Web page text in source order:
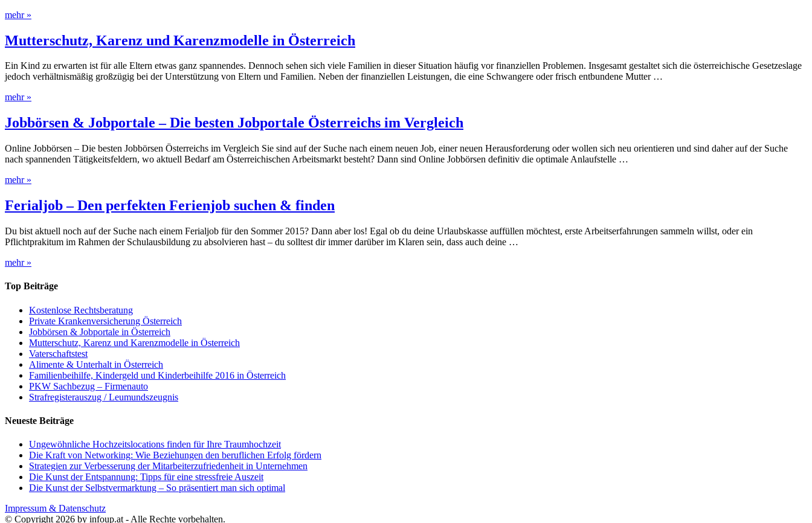
mehr »
Mutterschutz, Karenz und Karenzmodelle in Österreich
Ein Kind zu erwarten ist für alle Eltern etwas ganz spannendes. Dennoch sehen sich viele Familien in dieser Situation häufig vor finanziellen Problemen. Insgesamt gestaltet sich die österreichische Gesetzeslage
jedoch verhältnismäßig großzügig bei der Unterstützung von Eltern und Familien. Neben der finanziellen Leistungen, die eine Schwangere oder frisch entbundene Mutter …
mehr »
Jobbörsen & Jobportale – Die besten Jobportale Österreichs im Vergleich
Online Jobbörsen – Die besten Jobbörsen Österreichs im Vergleich Sie sind auf der Suche nach einem neuen Job, einer neuen Herausforderung oder wollen sich neu orientieren und sind daher auf der Suche
nach spannenden Tätigkeitsfeldern, wo aktuell Bedarf am Österreichischen Arbeitsmarkt besteht? Dann sind Online Jobbörsen definitiv die optimale Anlaufstelle …
mehr »
Ferialjob – Den perfekten Ferienjob suchen & finden
Du bist aktuell noch auf der Suche nach einem Ferialjob für den Sommer 2015? Dann aber los! Egal ob du deine Urlaubskasse auffüllen möchtest, erste Arbeitserfahrungen sammeln willst, oder ein
Pflichtprakitum im Rahmen der Schulausbildung zu absolvieren hast – du solltest dir immer darüber im Klaren sein, dass auch deine …
mehr »
Top Beiträge
Kostenlose Rechtsberatung
Private Krankenversicherung Österreich
Jobbörsen & Jobportale in Österreich
Mutterschutz, Karenz und Karenzmodelle in Österreich
Vaterschaftstest
Alimente & Unterhalt in Österreich
Familienbeihilfe, Kindergeld und Kinderbeihilfe 2016 in Österreich
PKW Sachbezug – Firmenauto
Strafregisterauszug / Leumundszeugnis
Neueste Beiträge
Ungewöhnliche Hochzeitslocations finden für Ihre Traumhochzeit
Die Kraft von Networking: Wie Beziehungen den beruflichen Erfolg fördern
Strategien zur Verbesserung der Mitarbeiterzufriedenheit in Unternehmen
Die Kunst der Entspannung: Tipps für eine stressfreie Auszeit
Die Kunst der Selbstvermarktung – So präsentiert man sich optimal
Impressum & Datenschutz
© Copyright 2026 by infoup.at - Alle Rechte vorbehalten.